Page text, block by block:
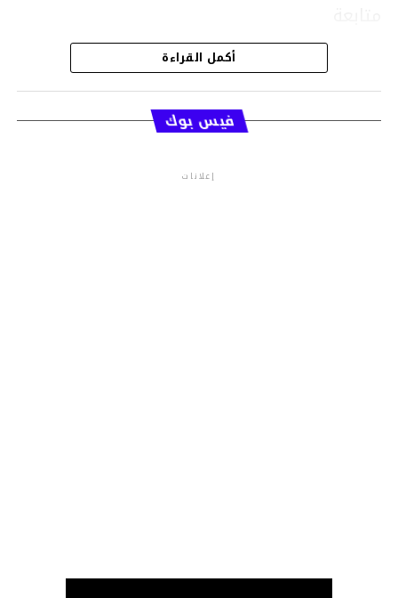
قسم الاخبار
أكمل القراءة
فيس بوك
إعلانات